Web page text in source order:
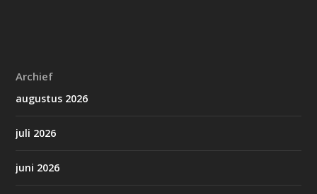
Archief
augustus 2026
juli 2026
juni 2026